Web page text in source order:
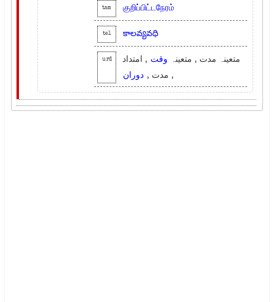
tam குறிப்பிட்டநேரம்
tel కాలవ్యవధి
urd متعینہ مدت , متعینہ وقت , امتداد
, مدت , دوران